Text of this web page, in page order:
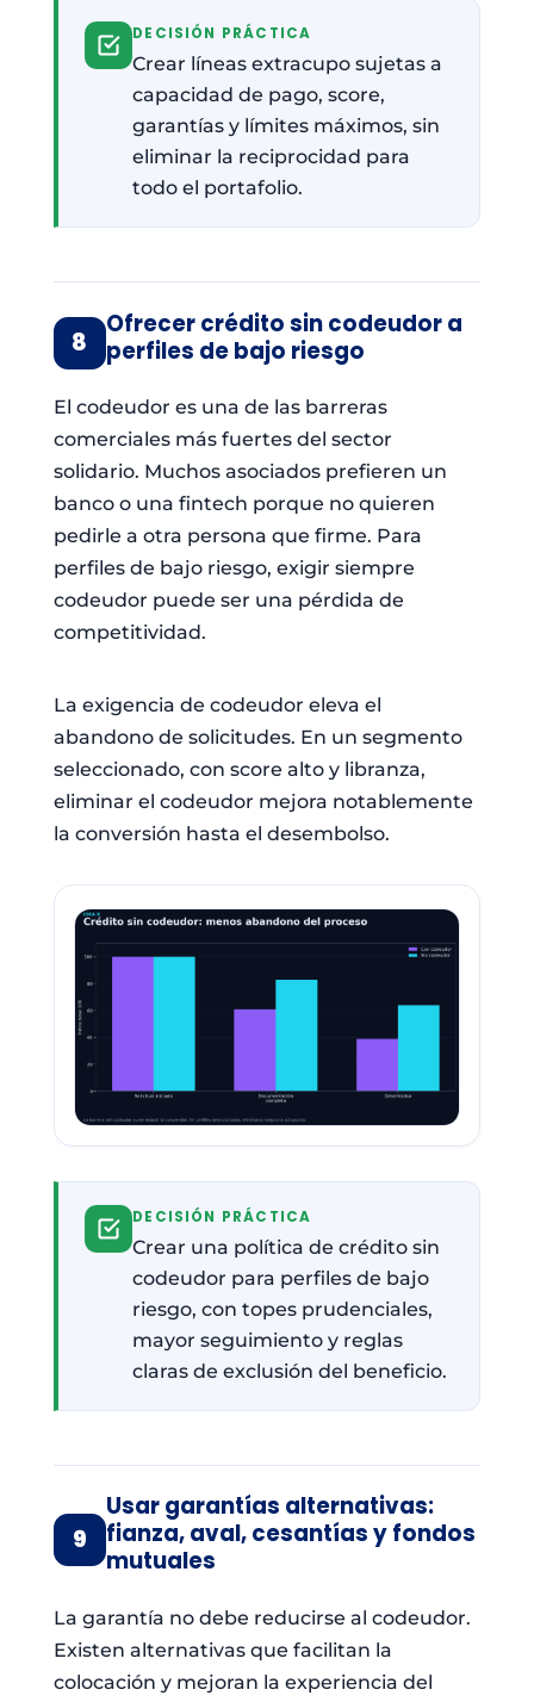
DECISIÓN PRÁCTICA
Crear líneas extracupo sujetas a
capacidad de pago, score,
garantías y límites máximos, sin
eliminar la reciprocidad para
todo el portafolio.
8
Ofrecer crédito sin codeudor a
perfiles de bajo riesgo
El codeudor es una de las barreras
comerciales más fuertes del sector
solidario. Muchos asociados prefieren un
banco o una fintech porque no quieren
pedirle a otra persona que firme. Para
perfiles de bajo riesgo, exigir siempre
codeudor puede ser una pérdida de
competitividad.
La exigencia de codeudor eleva el
abandono de solicitudes. En un segmento
seleccionado, con score alto y libranza,
eliminar el codeudor mejora notablemente
la conversión hasta el desembolso.
DECISIÓN PRÁCTICA
Crear una política de crédito sin
codeudor para perfiles de bajo
riesgo, con topes prudenciales,
mayor seguimiento y reglas
claras de exclusión del beneficio.
9
Usar garantías alternativas:
fianza, aval, cesantías y fondos
mutuales
La garantía no debe reducirse al codeudor.
Existen alternativas que facilitan la
colocación y mejoran la experiencia del